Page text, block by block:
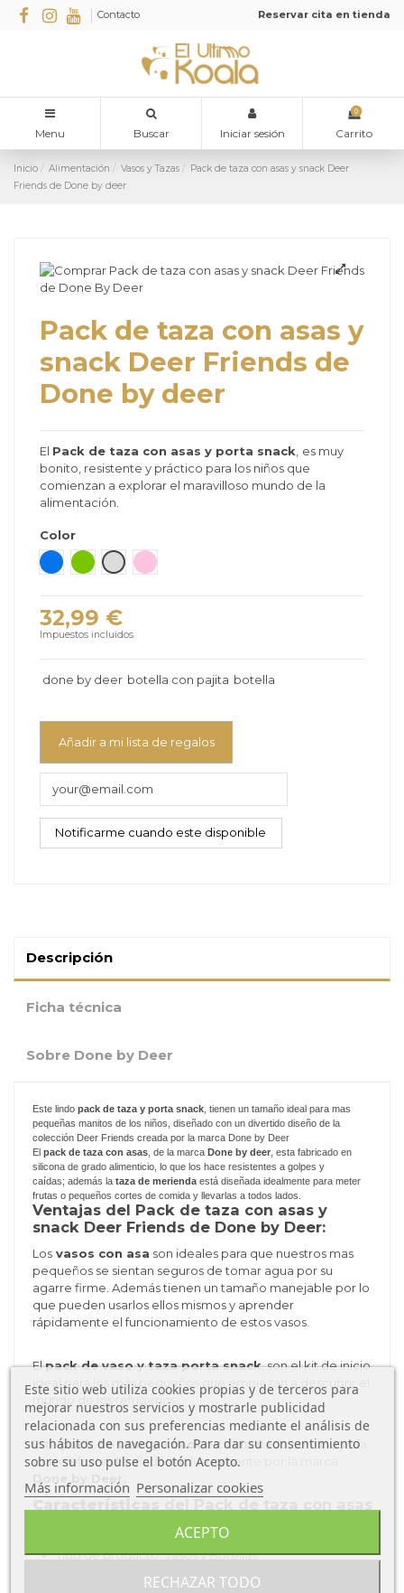
Contacto Reservar cita en tienda
Menu Buscar Iniciar sesión
0
Carrito
Inicio Alimentación Vasos y Tazas
Pack de taza con asas y snack Deer
Friends de Done by deer
Pack de taza con asas y
snack Deer Friends de
Done by deer
El Pack de taza con asas y porta snack es muy
bonito, resistente y práctico para los niños que
comienzan a explorar el maravilloso mundo de la
alimentación.
Color
Azul
Verde Gris claroRosa
32,99 €
Impuestos incluidos
done by deer botella con pajita botella
Añadir a mi lista de regalos
Descripción
Ficha técnica
Sobre Done by Deer
Este lindo pack de taza y porta snack, tienen un tamaño ideal para mas
pequeñas manitos de los niños, diseñado con un divertido diseño de la
colección Deer Friends creada por la marca Done by Deer
El pack de taza con asas, de la marca Done by deer, esta fabricado en
silicona de grado alimenticio, lo que los hace resistentes a golpes y
caídas; además lataza de meriendaestá diseñada idealmente para meter
frutas o pequeños cortes de comida y llevarlas a todos lados.
Ventajas del Pack de taza con asas y
snack Deer Friends de Done by Deer:
Losvasos con asa son ideales para que nuestros mas
pequeños se sientan seguros de tomar agua por su
agarre firme. Además tienen un tamaño manejable por lo
que pueden usarlos ellos mismos y aprender
rápidamente el funcionamiento de estos vasos.
Elpack de vaso y taza porta snack, son el kit de inicio
ideal para los más pequeños que empiezan a descubrir el
mundo de los refrigerios.
Estepack de vaso y snackesta diseñado con una jirafa
y un elefante diseñado exclusivamente por la marca
Tipo de producto: Vasos y Botellas.
Este sitio web utiliza cookies propias y de terceros para
mejorar nuestros servicios y mostrarle publicidad
relacionada con sus preferencias mediante el análisis de
sus hábitos de navegación. Para dar su consentimiento
sobre su uso pulse el botón Acepto.
Más información Personalizar cookies
RECHAZAR TODO
ACEPTO